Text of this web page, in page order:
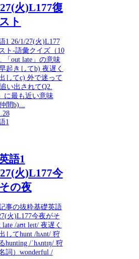
火)L177復
ト
1 26/1/27(火)L177
ト-語彙クイズ（10
「out late」の意味
起きしてb) 夜遅く
してc) 外で迷って
い出されてQ2.
に最も近い意味
間b)...
1
語1
火)L177今
の夜
事の抜粋基礎英語
火)L177今夜がそ
/aʊt leɪt/ 夜遅く
してhunt /hʌnt/ 狩
hunting /ˈhʌntɪŋ/ 狩
詞）wonderful /